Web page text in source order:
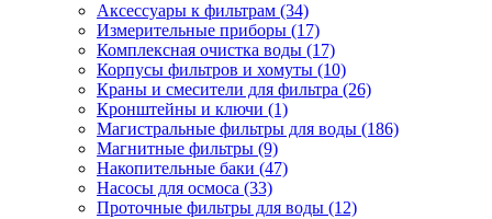
Аксессуары к фильтрам (34)
Измерительные приборы (17)
Комплексная очистка воды (17)
Корпусы фильтров и хомуты (10)
Краны и смесители для фильтра (26)
Кронштейны и ключи (1)
Магистральные фильтры для воды (186)
Магнитные фильтры (9)
Накопительные баки (47)
Насосы для осмоса (33)
Проточные фильтры для воды (12)